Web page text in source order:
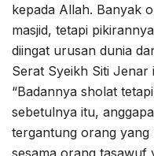
kepada Allah. Banyak
masjid, tetapi
diingat urusan dunia
Serat Syeikh Siti
“Badannya sholat
sebetulnya itu,
tergantung orang yang
sesama orang tasawuf